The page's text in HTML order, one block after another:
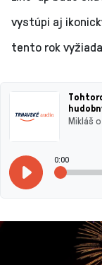
vystúpi aj
tento rok
Mikláš
0:00